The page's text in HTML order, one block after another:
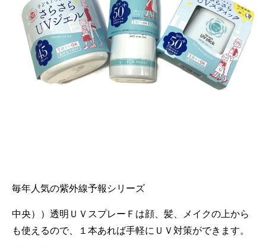
毎年人気の紫外線予報シリーズ
中央））透明ＵＶスプレーＦは顔、髪、メイクの上から
も使えるので、１本あれば手軽にＵＶ対策ができます。